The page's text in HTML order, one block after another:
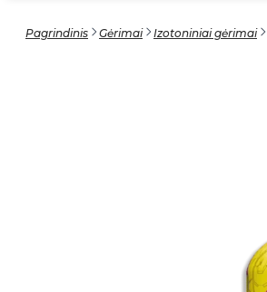
Pagrindinis Gėrimai Izotoniniai gėrimai